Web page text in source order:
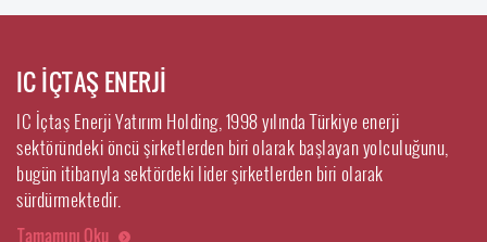
IC İÇTAŞ ENERJİ
IC İçtaş Enerji Yatırım Holding, 1998 yılında Türkiye enerji
sektöründeki öncü şirketlerden biri olarak başlayan yolculuğunu,
bugün itibarıyla sektördeki lider şirketlerden biri olarak
sürdürmektedir.
Tamamını Oku